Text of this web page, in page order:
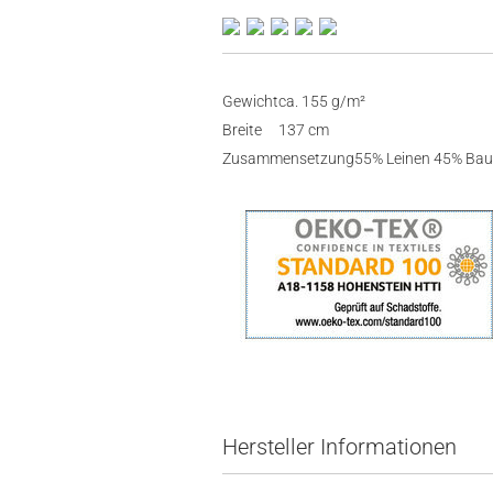
Gewichtca. 155 g/m²
Breite
137 cm
Zusammensetzung55% Leinen 45%
Hersteller Informationen